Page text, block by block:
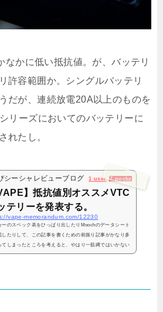
かに低い抵抗値。が、バッテリ
許容範囲か。シングルバッテリ
だが、連続放電20A以上のものを
リーズにおいてのバッテリーに
れたし。
シーシャレビューブログ 1 user 7 pockets
】抵抗値別オススメVTC
テリーを発表する。
vape-memorandum.com/12230
ーのスペック表をひっぱり出したりMoochのデータシート
したりして、この記事を書くための前振り記事がかなり多
てしまったところを考えると、やはり一筋縄ではいかない
すねバッテリーの話題というのはまったく。ということで